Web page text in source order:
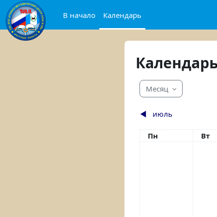
Перейти к основному содержанию
В начало
Календарь
Месяц
◀︎ июль
Понедельник
Пн Вт